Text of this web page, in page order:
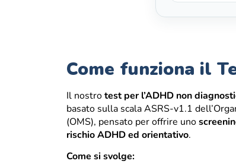
Come funziona il
Il nostrotest per l’ADHD non
basato sulla scala ASRS-v1.1
(OMS), pensato per offrire uno
rischio ADHD ed orientativo.
Come si svolge: